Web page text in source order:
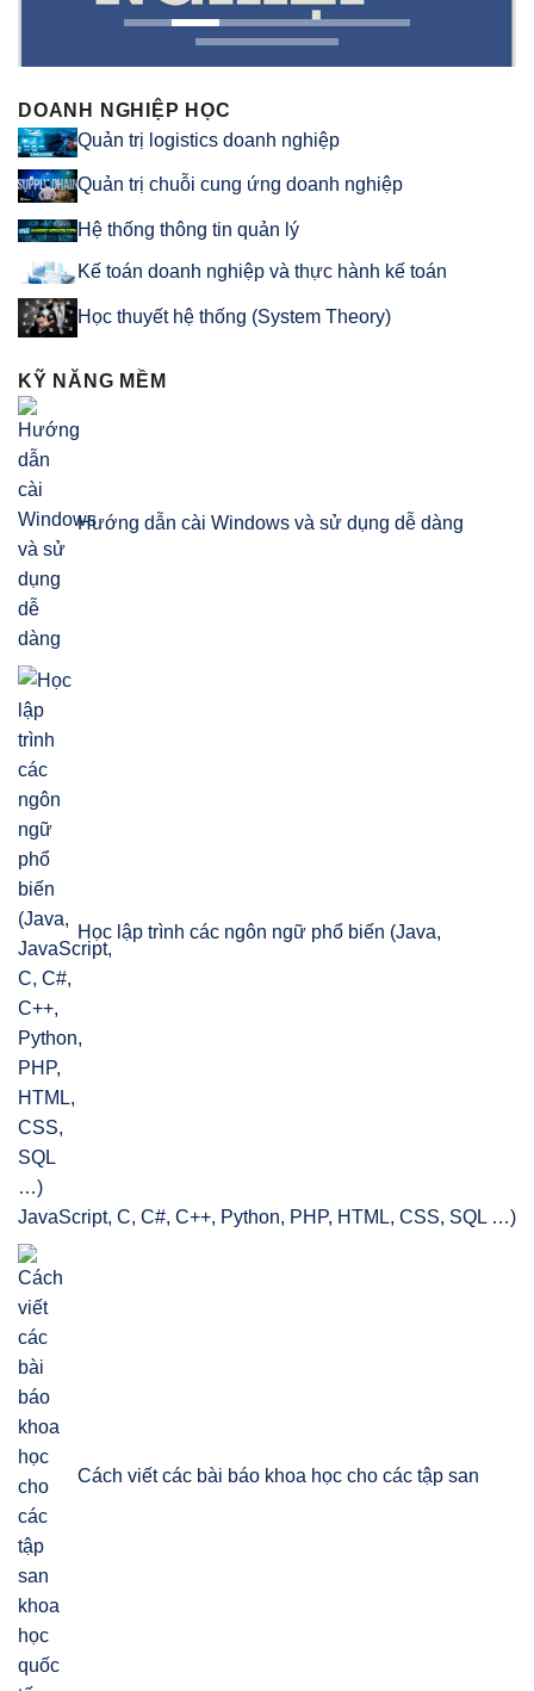
DOANH NGHIỆP HỌC
Quản trị logistics doanh nghiệp
Quản trị chuỗi cung ứng doanh nghiệp
Hệ thống thông tin quản lý
Kế toán doanh nghiệp và thực hành kế toán
Học thuyết hệ thống (System Theory)
KỸ NĂNG MỀM
Hướng dẫn cài Windows và sử dụng dễ dàng
Học lập trình các ngôn ngữ phổ biến (Java,
JavaScript, C, C#, C++, Python, PHP, HTML, CSS, SQL …)
Cách viết các bài báo khoa học cho các tập san